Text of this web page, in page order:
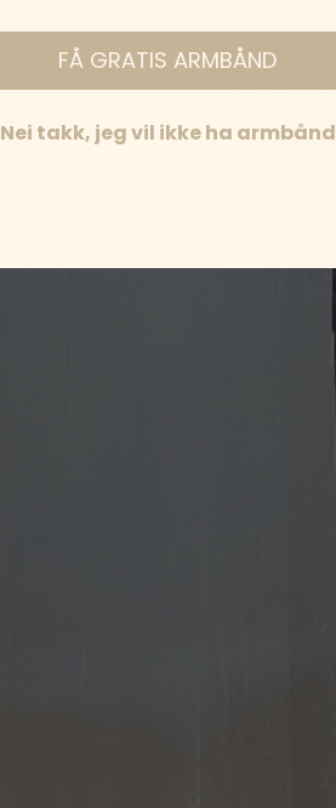
FÅ GRATIS ARMBÅND
Nei takk, jeg vil ikke ha armbånd